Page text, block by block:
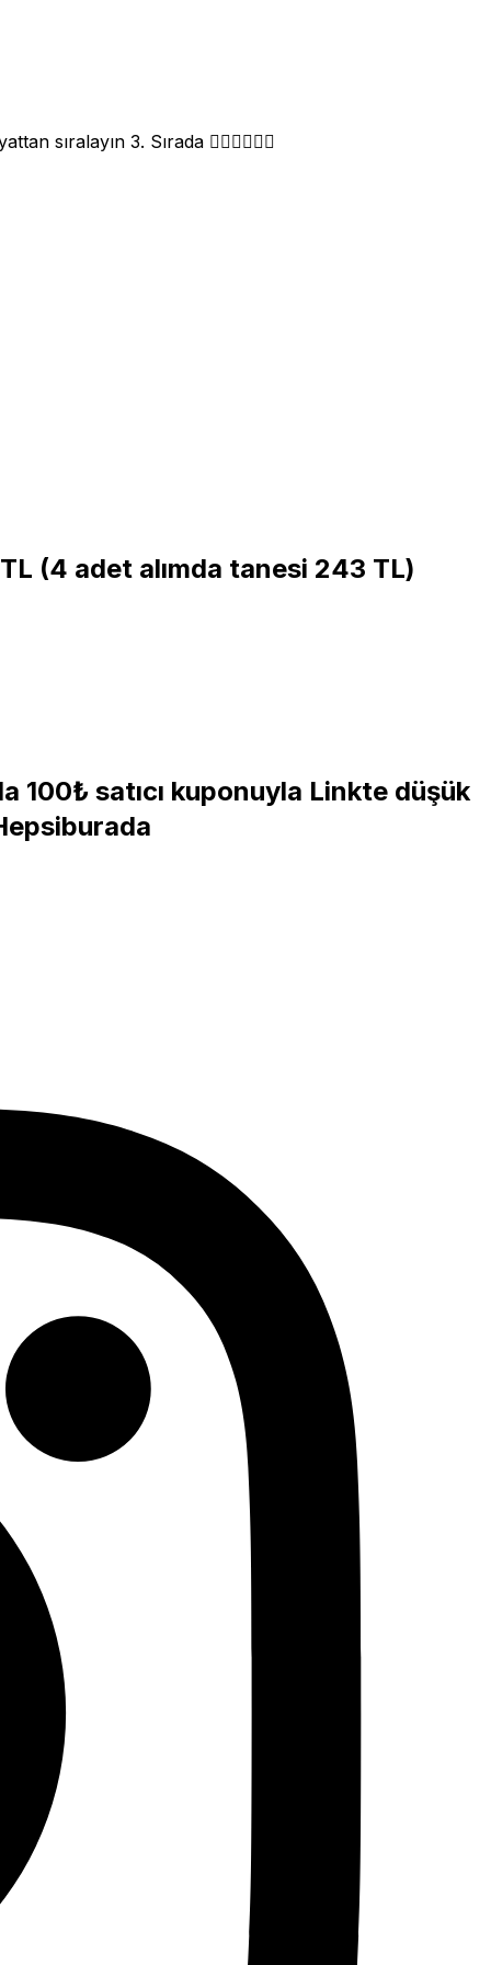
3. Sırada 👈🏽👈🏽👈🏽
(4 adet alımda tanesi 243 TL)
100₺ satıcı kuponuyla Linkte düşük